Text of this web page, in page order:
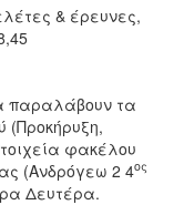
& έρευνες,
παραλάβουν τα
(Προκήρυξη,
φακέλου
(Ανδρόγεω 2 4ος
Δευτέρα.